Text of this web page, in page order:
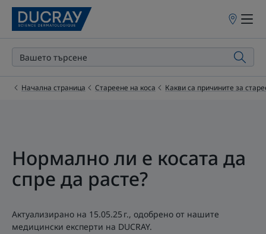
Точки
продажба
Начална страница Стареене на коса Какви са причините за
Нормално ли е косата да
спре да расте?
Актуализирано на 15.05.25 г., одобрено от нашите
медицински експерти на DUCRAY.